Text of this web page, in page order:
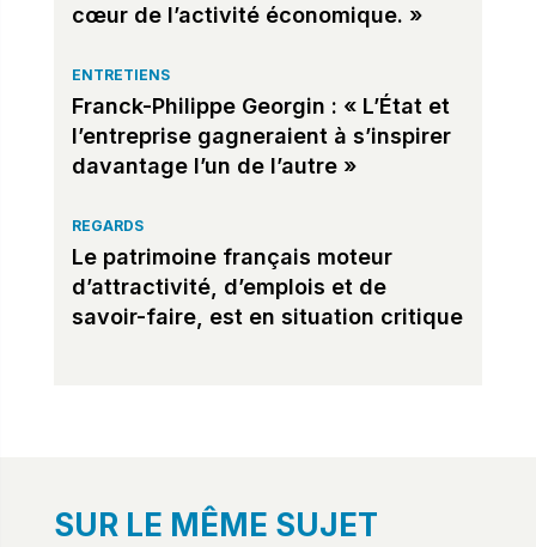
cœur de l’activité économique. »
ENTRETIENS
Franck-Philippe Georgin : « L’État et
l’entreprise gagneraient à s’inspirer
davantage l’un de l’autre »
REGARDS
Le patrimoine français moteur
d’attractivité, d’emplois et de
savoir-faire, est en situation critique
SUR LE MÊME SUJET